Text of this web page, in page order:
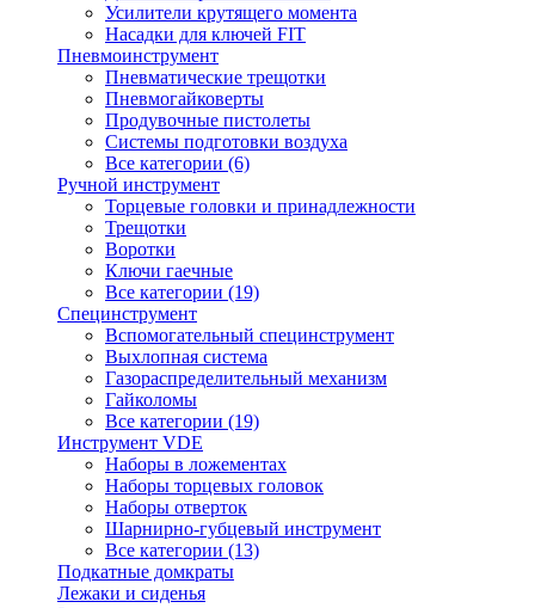
Усилители крутящего момента
Насадки для ключей FIT
Пневмоинструмент
Пневматические трещотки
Пневмогайковерты
Продувочные пистолеты
Системы подготовки воздуха
Все категории (6)
Ручной инструмент
Торцевые головки и принадлежности
Трещотки
Воротки
Ключи гаечные
Все категории (19)
Специнструмент
Вспомогательный специнструмент
Выхлопная система
Газораспределительный механизм
Гайколомы
Все категории (19)
Инструмент VDE
Наборы в ложементах
Наборы торцевых головок
Наборы отверток
Шарнирно-губцевый инструмент
Все категории (13)
Подкатные домкраты
Лежаки и сиденья